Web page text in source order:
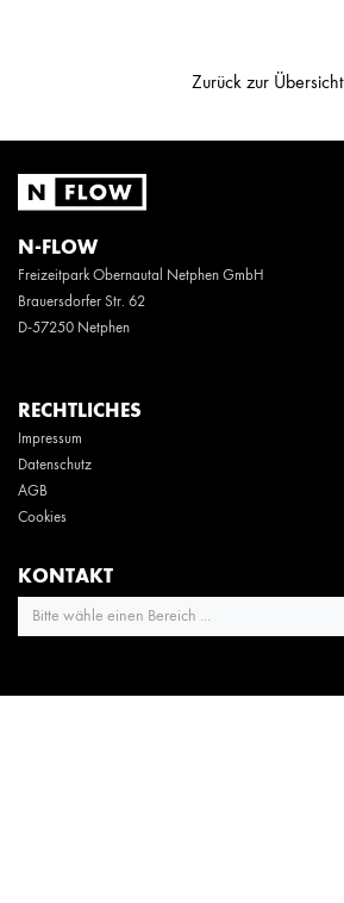
Zurück zur Übersicht
N-FLOW
Freizeitpark Obernautal Netphen GmbH
Brauersdorfer Str. 62
D-57250 Netphen
RECHTLICHES
Impressum
Datenschutz
AGB
Cookies
KONTAKT
Bitte wähle einen Bereich ...